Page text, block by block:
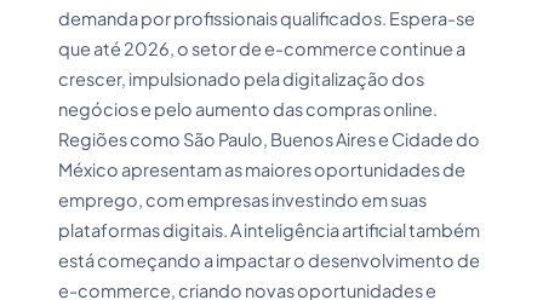
demanda por profissionais qualificados. Espera-se
que até 2026, o setor de e-commerce continue a
crescer, impulsionado pela digitalização dos
negócios e pelo aumento das compras online.
Regiões como São Paulo, Buenos Aires e Cidade do
México apresentam as maiores oportunidades de
emprego, com empresas investindo em suas
plataformas digitais. A inteligência artificial também
está começando a impactar o desenvolvimento de
e-commerce, criando novas oportunidades e